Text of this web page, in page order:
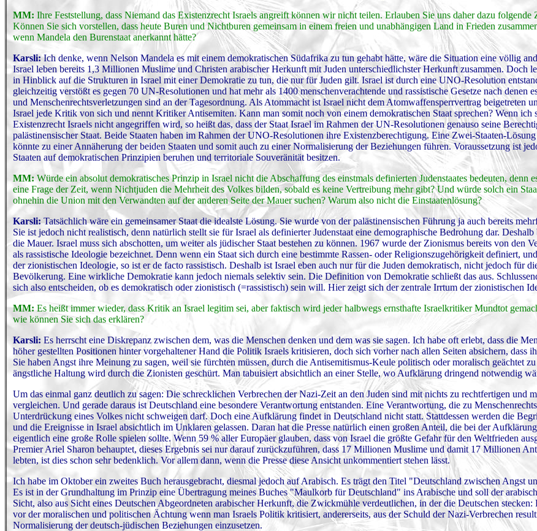
MM: Ihre Feststellung, dass Niemand das Existenzrecht Israels angreift können wir nicht teilen. Erlauben Sie uns daher dazu folgende
Können Sie sich vorstellen, dass heute Buren und Nichtburen gemeinsam in einem freien und unabhängigen Land in Frieden
wenn Mandela den Burenstaat anerkannt hätte?
Karsli:Ich denke, wenn Nelson Mandela es mit einem demokratischen Südafrika zu tun gehabt hätte, wäre die Situation eine völlig
Israel leben bereits 1,3 Millionen Muslime und Christen arabischer Herkunft mit Juden unterschiedlichster Herkunft zusammen. Doch
in Hinblick auf die Strukturen in Israel mit einer Demokratie zu tun, die nur für Juden gilt. Israel ist durch eine UNO-Resolution
gleichzeitig verstößt es gegen 70 UN-Resolutionen und hat mehr als 1400 menschenverachtende und rassistische Gesetze nach denen
und Menschenrechtsverletzungen sind an der Tagesordnung. Als Atommacht ist Israel nicht dem Atomwaffensperrvertrag beigetreten
Israel jede Kritik von sich und nennt Kritiker Antisemiten. Kann man somit noch von einem demokratischen Staat sprechen? Wenn ich
Existenzrecht Israels nicht angegriffen wird, so heißt das, dass der Staat Israel im Rahmen der UN-Resolutionen genauso seine
palästinensischer Staat. Beide Staaten haben im Rahmen der UNO-Resolutionen ihre Existenzberechtigung. Eine Zwei-Staaten-
könnte zu einer Annäherung der beiden Staaten und somit auch zu einer Normalisierung der Beziehungen führen. Voraussetzung ist
Staaten auf demokratischen Prinzipien beruhen und territoriale Souveränität besitzen.
MM: Würde ein absolut demokratisches Prinzip in Israel nicht die Abschaffung des einstmals definierten Judenstaates bedeuten, denn
eine Frage der Zeit, wenn Nichtjuden die Mehrheit des Volkes bilden, sobald es keine Vertreibung mehr gibt? Und würde solch ein
ohnehin die Union mit den Verwandten auf der anderen Seite der Mauer suchen? Warum also nicht die Einstaatenlösung?
Karsli:Tatsächlich wäre ein gemeinsamer Staat die idealste Lösung. Sie wurde von der palästinensischen Führung ja auch bereits
Sie ist jedoch nicht realistisch, denn natürlich stellt sie für Israel als definierter Judenstaat eine demographische Bedrohung dar. Deshalb
die Mauer. Israel muss sich abschotten, um weiter als jüdischer Staat bestehen zu können. 1967 wurde der Zionismus bereits von den
als rassistische Ideologie bezeichnet. Denn wenn ein Staat sich durch eine bestimmte Rassen- oder Religionszugehörigkeit definiert,
der zionistischen Ideologie, so ist er de facto rassistisch. Deshalb ist Israel eben auch nur für die Juden demokratisch, nicht jedoch für
Bevölkerung. Eine wirkliche Demokratie kann jedoch niemals selektiv sein. Die Definition von Demokratie schließt das aus.
sich also entscheiden, ob es demokratisch oder zionistisch (=rassistisch) sein will. Hier zeigt sich der zentrale Irrtum der zionistischen
MM: Es heißt immer wieder, dass Kritik an Israel legitim sei, aber faktisch wird jeder halbwegs ernsthafte Israelkritiker Mundtot
wie können Sie sich das erklären?
Karsli: Es herrscht eine Diskrepanz zwischen dem, was die Menschen denken und dem was sie sagen. Ich habe oft erlebt, dass die
höher gestellten Positionen hinter vorgehaltener Hand die Politik Israels kritisieren, doch sich vorher nach allen Seiten absichern, dass
Sie haben Angst ihre Meinung zu sagen, weil sie fürchten müssen, durch die Antisemitismus-Keule politisch oder moralisch geächtet
ängstliche Haltung wird durch die Zionisten geschürt. Man tabuisiert absichtlich an einer Stelle, wo Aufklärung dringend notwendig
Um das einmal ganz deutlich zu sagen: Die schrecklichen Verbrechen der Nazi-Zeit an den Juden sind mit nichts zu rechtfertigen und
vergleichen. Und gerade daraus ist Deutschland eine besondere Verantwortung entstanden. Eine Verantwortung, die zu
Unterdrückung eines Volkes nicht schweigen darf. Doch eine Aufklärung findet in Deutschland nicht statt. Stattdessen werden die
und die Ereignisse in Israel absichtlich im Unklaren gelassen. Daran hat die Presse natürlich einen großen Anteil, die bei der
eigentlich eine große Rolle spielen sollte. Wenn 59 % aller Europäer glauben, dass von Israel die größte Gefahr für den Weltfrieden
Premier Ariel Sharon behauptet, dieses Ergebnis sei nur darauf zurückzuführen, dass 17 Millionen Muslime und damit 17 Millionen
lebten, ist dies schon sehr bedenklich. Vor allem dann, wenn die Presse diese Ansicht unkommentiert stehen lässt.
Ich habe im Oktober ein zweites Buch herausgebracht, diesmal jedoch auf Arabisch. Es trägt den Titel "Deutschland zwischen Angst
Es ist in der Grundhaltung im Prinzip eine Übertragung meines Buches "Maulkorb für Deutschland" ins Arabische und soll der
Sicht, also aus Sicht eines Deutschen Abgeordneten arabischer Herkunft, die Zwickmühle verdeutlichen, in der die Deutschen stecken:
vor der moralischen und politischen Ächtung wenn man Israels Politik kritisiert, andererseits, aus der Schuld der Nazi-Verbrechen
Normalisierung der deutsch-jüdischen Beziehungen einzusetzen.